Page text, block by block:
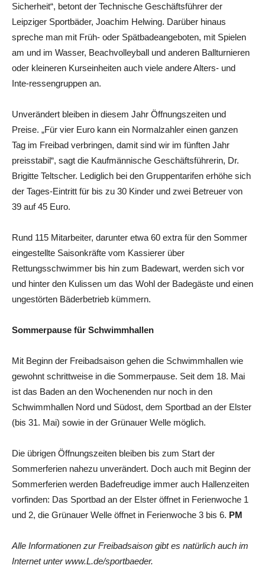
Sicherheit“, betont der Technische Geschäftsführer der
Leipziger Sportbäder, Joachim Helwing. Darüber hinaus
spreche man mit Früh- oder Spätbadeangeboten, mit Spielen
am und im Wasser, Beachvolleyball und anderen Ballturnieren
oder kleineren Kurseinheiten auch viele andere Alters- und
Inte-ressengruppen an.
Unverändert bleiben in diesem Jahr Öffnungszeiten und
Preise. „Für vier Euro kann ein Normalzahler einen ganzen
Tag im Freibad verbringen, damit sind wir im fünften Jahr
preisstabil“, sagt die Kaufmännische Geschäftsführerin, Dr.
Brigitte Teltscher. Lediglich bei den Gruppentarifen erhöhe sich
der Tages-Eintritt für bis zu 30 Kinder und zwei Betreuer von
39 auf 45 Euro.
Rund 115 Mitarbeiter, darunter etwa 60 extra für den Sommer
eingestellte Saisonkräfte vom Kassierer über
Rettungsschwimmer bis hin zum Badewart, werden sich vor
und hinter den Kulissen um das Wohl der Badegäste und einen
ungestörten Bäderbetrieb kümmern.
Sommerpause für Schwimmhallen
Mit Beginn der Freibadsaison gehen die Schwimmhallen wie
gewohnt schrittweise in die Sommerpause. Seit dem 18. Mai
ist das Baden an den Wochenenden nur noch in den
Schwimmhallen Nord und Südost, dem Sportbad an der Elster
(bis 31. Mai) sowie in der Grünauer Welle möglich.
Die übrigen Öffnungszeiten bleiben bis zum Start der
Sommerferien nahezu unverändert. Doch auch mit Beginn der
Sommerferien werden Badefreudige immer auch Hallenzeiten
vorfinden: Das Sportbad an der Elster öffnet in Ferienwoche 1
und 2, die Grünauer Welle öffnet in Ferienwoche 3 bis 6. PM
Alle Informationen zur Freibadsaison gibt es natürlich auch im
Internet unter www.L.de/sportbaeder.